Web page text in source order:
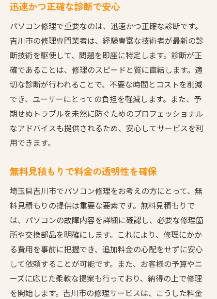
顧客満足度を高めるためのサービス
定期的なキャンペーンの活用
吉川市のパソコン修理専門業者が提供する安心
サポート
初心者にもわかりやすいサポート
故障の原因を徹底的に解明
修理後の保証サービスが魅力
顧客の声を反映したサービス改善
安心の長期サポートプラン
パソコン不調時に頼れる吉川市の修理サービス
の流れ
トラブル発生から修理完了までのプロセス
初めての方でも安心の手続き
訪問修理と持ち込み修理の選択
修理中の進捗状況の確認方法
修理完了後の確認とサポート
迅速かつ正確な診断で安心
パソコン修理で重要なのは、迅速かつ正確な診断です。
吉川市の修理専門業者は、経験豊富な技術者が最新の診
断技術を駆使して、問題を即座に特定します。診断が正
確であることは、修理のスピードと質に直結します。適
切な診断が行われることで、不要な時間とコストを削減
でき、ユーザーにとっての負担を軽減します。また、予
期せぬトラブルを未然に防ぐためのプロフェッショナル
なアドバイスも提供されるため、安心してサービスを利
用できます。
無料見積もりで料金の透明性を確保
埼玉県吉川市でパソコン修理をお考えの方にとって、無
料見積もりの提供は重要な要素です。無料見積もりで
は、パソコンの故障内容を詳細に確認し、必要な修理箇
所や交換部品を明確にします。これにより、修理にかか
る費用を事前に把握でき、追加料金の心配をせずに安心
して依頼することが可能です。また、お客様の予算やニ
ーズに応じた柔軟な提案も行っており、納得の上で修理
を開始します。吉川市の修理サービスは、こうした料金